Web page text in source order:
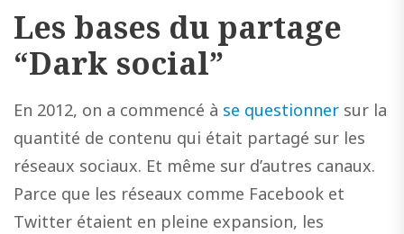
Les bases du partage
“Dark social”
En 2012, on a commencé à se questionner sur la
quantité de contenu qui était partagé sur les
réseaux sociaux. Et même sur d’autres canaux.
Parce que les réseaux comme Facebook et
Twitter étaient en pleine expansion, les